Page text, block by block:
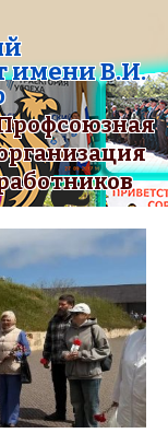
имени В.И.